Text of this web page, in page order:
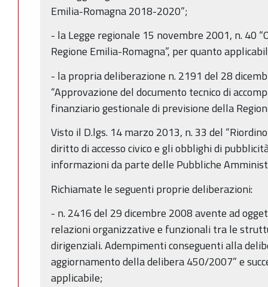
Emilia-Romagna 2018-2020”;
- la Legge regionale 15 novembre 2001, n. 40
Regione Emilia-Romagna”, per quanto
- la propria deliberazione n. 2191 del 28
“Approvazione del documento tecnico di
finanziario gestionale di previsione della
Visto il D.lgs. 14 marzo 2013, n. 33 del
diritto di accesso civico e gli obblighi di
informazioni da parte delle Pubbliche
Richiamate le seguenti proprie deliberazioni:
- n. 2416 del 29 dicembre 2008 avente ad
relazioni organizzative e funzionali tra le
dirigenziali. Adempimenti conseguenti alla
aggiornamento della delibera 450/2007” e
applicabile;